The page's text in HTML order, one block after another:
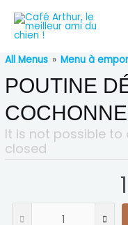
All Menus » Menu à
POUTINE
COCHONNE
It is not possible
closed